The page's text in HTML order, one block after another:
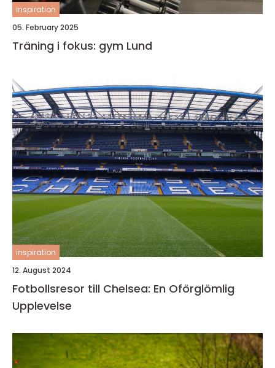
inspiration
05. February 2025
Träning i fokus: gym Lund
inspiration
12. August 2024
Fotbollsresor till Chelsea: En Oförglömlig
Upplevelse